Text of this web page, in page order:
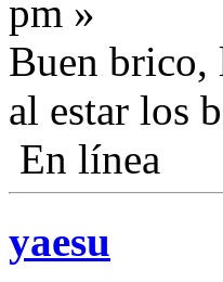
pm »
Buen brico,
al estar los
En línea
yaesu